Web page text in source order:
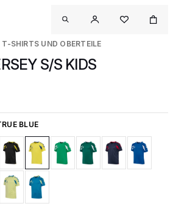
T-SHIRTS UND OBERTEILE
S/S KIDS
BLUE